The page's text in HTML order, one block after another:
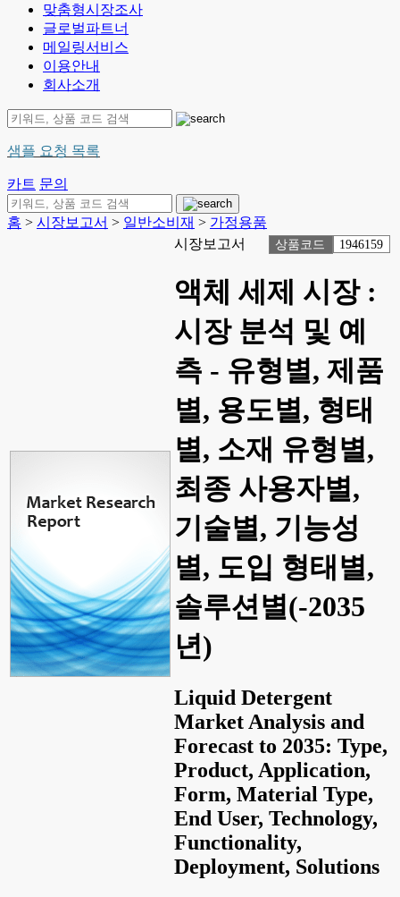
맞춤형시장조사
글로벌파트너
메일링서비스
이용안내
회사소개
샘플 요청 목록
카트 문의
홈 > 시장보고서 > 일반소비재 > 가정용품
시장보고서
상품코드 1946159
액체 세제 시장 :
시장 분석 및 예
측 - 유형별, 제품
별, 용도별, 형태
별, 소재 유형별,
최종 사용자별,
기술별, 기능성
별, 도입 형태별,
솔루션별(-2035
년)
Liquid Detergent
Market Analysis and
Forecast to 2035: Type,
Product, Application,
Form, Material Type,
End User, Technology,
Functionality,
Deployment, Solutions